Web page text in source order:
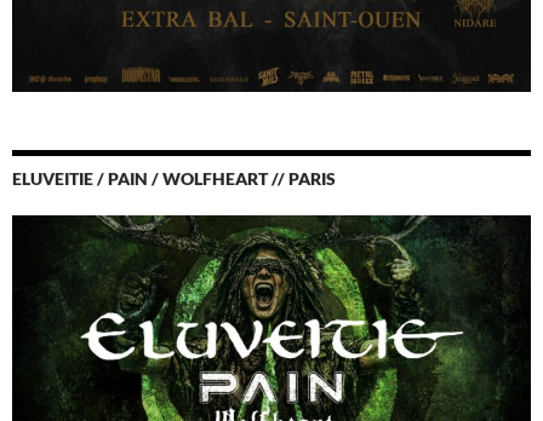
ELUVEITIE / PAIN / WOLFHEART // PARIS